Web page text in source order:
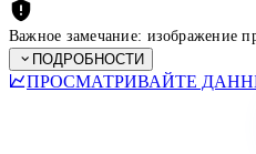
Важное замечание: изображение
ПОДРОБНОСТИ
ПРОСМАТРИВАЙТЕ